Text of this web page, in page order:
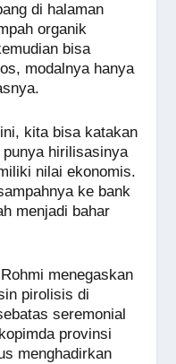
di halaman
organik
bisa
modalnya hanya
kita bisa katakan
hirilisasinya
nilai ekonomis.
ke bank
menjadi bahar
menegaskan
pirolisis di
seremonial
provinsi
menghadirkan